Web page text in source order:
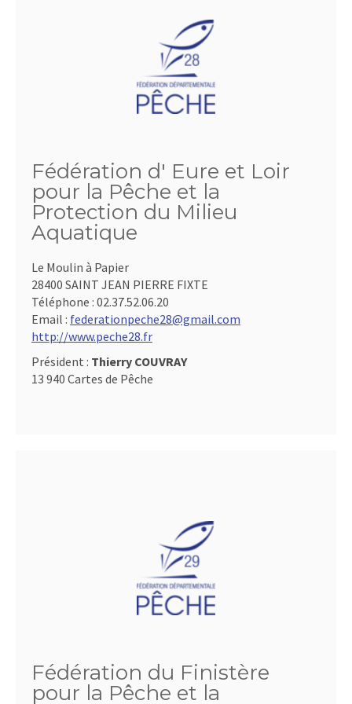
Fédération d' Eure et Loir
pour la Pêche et la
Protection du Milieu
Aquatique
Le Moulin à Papier
28400 SAINT JEAN PIERRE FIXTE
Téléphone : 02.37.52.06.20
Email : federationpeche28@gmail.com
http://www.peche28.fr
Président : Thierry COUVRAY
13 940 Cartes de Pêche
Fédération du Finistère
pour la Pêche et la